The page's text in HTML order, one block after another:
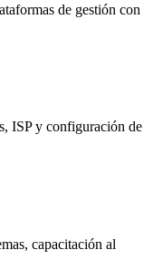
de gestión con
ISP y configuración de
capacitación al